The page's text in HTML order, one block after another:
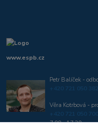
www.espb.cz
Petr Balíček -
+420 721 050 382
Věra Kotrbová -
+420 721 050 700
7:00 - 17:30